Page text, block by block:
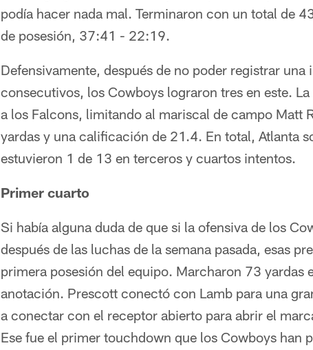
podía hacer nada mal. Terminaron con un total de
de posesión, 37:41 - 22:19.
Defensivamente, después de no poder registrar
consecutivos, los Cowboys lograron tres en este.
a los Falcons, limitando al mariscal de campo Matt
yardas y una calificación de 21.4. En total, Atlanta
estuvieron 1 de 13 en terceros y cuartos intentos.
Primer cuarto
Si había alguna duda de que si la ofensiva de los
después de las luchas de la semana pasada, esas
primera posesión del equipo. Marcharon 73 yardas
anotación. Prescott conectó con Lamb para una
a conectar con el receptor abierto para abrir el
Ese fue el primer touchdown que los Cowboys han